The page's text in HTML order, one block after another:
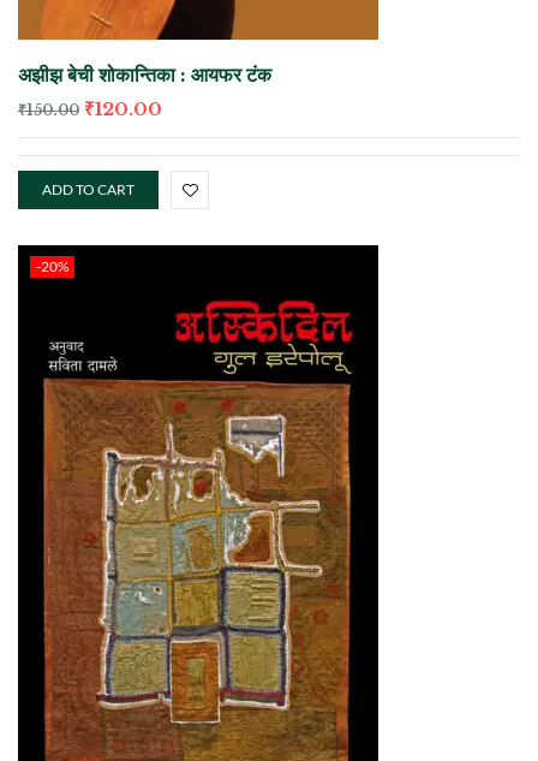
अझीझ बेची शोकान्तिका : आयफर टंक
₹150.00 ₹120.00
ADD TO CART
-20%